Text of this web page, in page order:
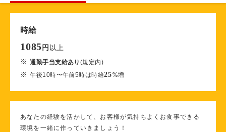
時給
1085 円 以上
※通勤手当支給あり (規定内)
※午後10時〜午前5時は時給25%増
あなたの経験を活かして、お客様が気持ちよくお食事できる
環境を一緒に作っていきましょう！